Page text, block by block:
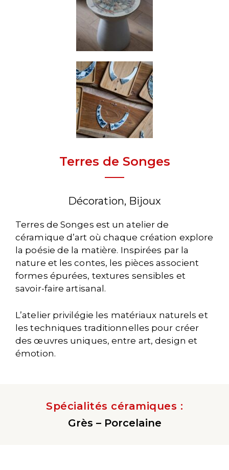
Terres de Songes
Décoration, Bijoux
Terres de Songes est un atelier de
céramique d’art où chaque création explore
la poésie de la matière. Inspirées par la
nature et les contes, les pièces associent
formes épurées, textures sensibles et
savoir-faire artisanal.
L’atelier privilégie les matériaux naturels et
les techniques traditionnelles pour créer
des œuvres uniques, entre art, design et
émotion.
Spécialités céramiques :
Grès – Porcelaine